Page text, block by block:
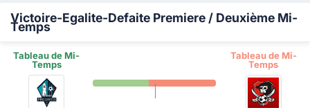
Victoire-Egalite-Defaite Premiere / Deuxième Mi-
Temps
Tableau de Mi-
Temps
Tableau de Mi-
Temps